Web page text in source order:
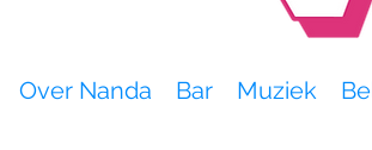
Over Nanda Bar Muziek